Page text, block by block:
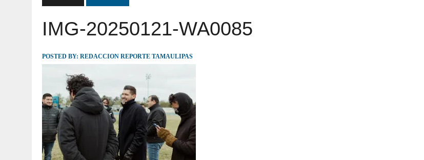
JULIO 30, 2026 | 💧🚰 ¡AGUA PARA LA COMUNIDAD!
JULIO 30, 2026 | ¡TRABAJO EN EQUIPO Y RESULTADOS! ENCABEZA BETO GRANADOS MESA DE TRABAJO CON PRESIDENTES
JULIO 30, 2026 | TAMAULIPAS TE INVITA A DESCUBRIR EL ENCANTO DE LAS PLAYAS DEL GOLFO DE MÉXICO.
IMG-20250121-WA0085
POSTED BY: REDACCION REPORTE TAMAULIPAS